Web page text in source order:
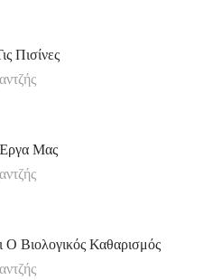
Πισίνες
Μας
Ο Βιολογικός Καθαρισμός